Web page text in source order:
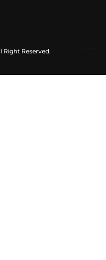
Right Reserved.